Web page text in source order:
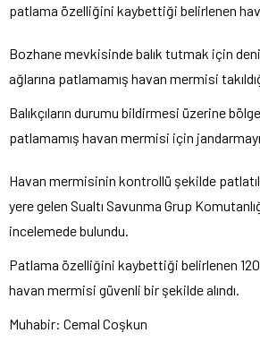
patlama özelliğini kaybettiği belirlenen
Bozhane mevkisinde balık tutmak için
ağlarına patlamamış havan mermisi
Balıkçıların durumu bildirmesi üzerine
patlamamış havan mermisi için jandarmayı
Havan mermisinin kontrollü şekilde
yere gelen Sualtı Savunma Grup
incelemede bulundu.
Patlama özelliğini kaybettiği belirlenen
havan mermisi güvenli bir şekilde alındı.
Muhabir: Cemal Coşkun